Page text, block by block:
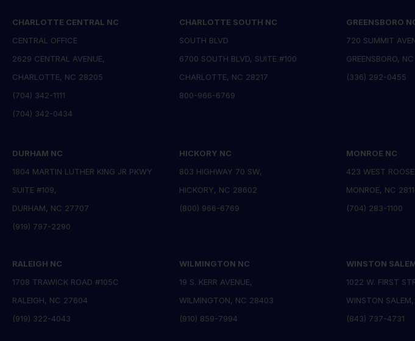
CHARLOTTE CENTRAL NC
CENTRAL OFFICE
2629 CENTRAL AVENUE,
CHARLOTTE, NC 28205
(704) 342-1111
(704) 342-0434
CHARLOTTE SOUTH NC
SOUTH BLVD
6700 SOUTH BLVD, SUITE #100
CHARLOTTE, NC 28217
800-966-6769
GREENSBORO
720 SUMMIT
GREENSBORO,
(336) 292-0455
DURHAM NC
1804 MARTIN LUTHER KING JR PKWY
SUITE #109,
DURHAM, NC 27707
(919) 797-2290
HICKORY NC
803 HIGHWAY 70 SW,
HICKORY, NC 28602
(800) 966-6769
MONROE NC
423 WEST
MONROE, NC
(704) 283-1100
RALEIGH NC
1708 TRAWICK ROAD #105C
RALEIGH, NC 27604
(919) 322-4043
WILMINGTON NC
19 S. KERR AVENUE,
WILMINGTON, NC 28403
(910) 859-7994
WINSTON
1022 W. FIRST
WINSTON
(843) 737-4731